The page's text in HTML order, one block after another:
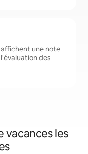
une note
des
vacances les